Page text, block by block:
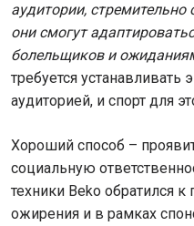
аудитории, стремительно
они смогут
болельщиков и
требуется
аудиторией, и спорт для
Хороший способ –
социальную
техники Beko обратился
ожирения и в рамках